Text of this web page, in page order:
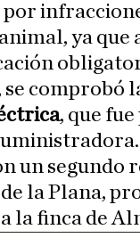
por
ya que
comprobó
, que
un segundo
la Plana,
la finca de